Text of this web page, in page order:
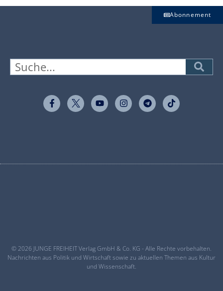
Abonnement
© 2026 JUNGE FREIHEIT Verlag GmbH & Co. KG - Alle Rechte vorbehalten.
Nachrichten aus Politik und Wirtschaft sowie zu aktuellen Themen aus Kultur
und Wissenschaft.